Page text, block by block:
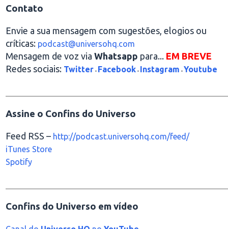
Contato
Envie a sua mensagem com sugestões, elogios ou
críticas: podcast@universohq.com
Mensagem de voz viaWhatsapp para... EM BREVE
Redes sociais: Twitter - Facebook - Instagram - Youtube
Assine o Confins do Universo
Feed RSS – http://podcast.universohq.com/feed/
iTunes Store
Spotify
Confins do Universo em vídeo